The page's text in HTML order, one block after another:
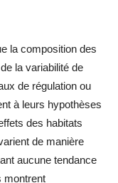
la composition des
la variabilité de
de régulation ou
à leurs hypothèses
des habitats
de manière
aucune tendance
montrent